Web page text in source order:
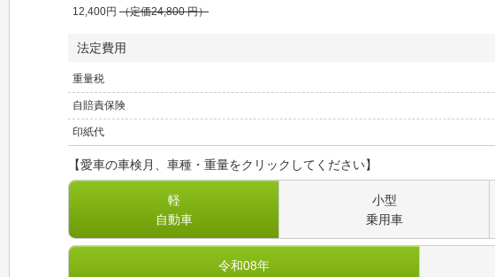
12,400円 （定価24,800円）
法定費用
重量税
自賠責保険
印紙代
【愛車の車検月、車種・重量をクリックしてください】
軽
自動車
小型
乗用車
令和08年